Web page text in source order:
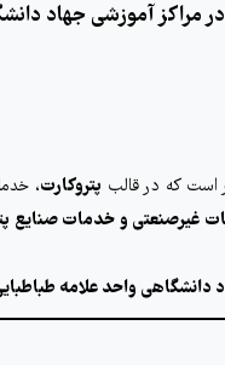
مراکز آموزشی جهاد
است که در قالب پتروکارت،
غیرصنعتی و خدمات صنایع
واحد علامه